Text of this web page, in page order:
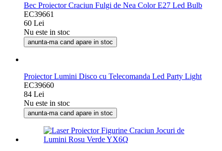
Bec Proiector Craciun Fulgi de Nea Color E27 Led Bulb
EC39661
60 Lei
Nu este in stoc
anunta-ma cand apare in stoc
Proiector Lumini Disco cu Telecomanda Led Party Light
EC39660
84 Lei
Nu este in stoc
anunta-ma cand apare in stoc